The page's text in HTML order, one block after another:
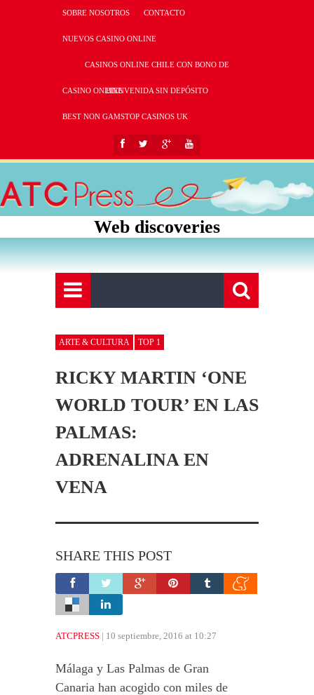
SOBRE NOSOTROS CONTACTO
NUEVOS CASINO ONLINE
CASINOS ONLINE CHILE CON BONO DE
BIENVENIDA SIN DEPÓSITO
CASINO ONLINE
BEST NON GAMSTOP CASINOS UK
Web discoveries
ARTE & CULTURA TOP 1
RICKY MARTIN ‘ONE
WORLD TOUR’ EN LAS
PALMAS:
ADRENALINA EN
VENA
SHARE THIS POST
ATCPRESS | 10 septiembre, 2016 at 10:27
Málaga y Las Palmas de Gran
Canaria han acogido con miles de